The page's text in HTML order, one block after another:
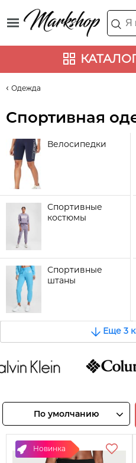
Одежда
Спортивная
Велосипедки
Спортивные
костюмы
Спортивные
штаны
Еще 3
Смотреть
По умолчанию
Новинка